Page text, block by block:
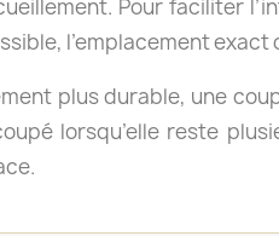
Pour faciliter
l’emplacement exact
plus durable, une
lorsqu’elle reste